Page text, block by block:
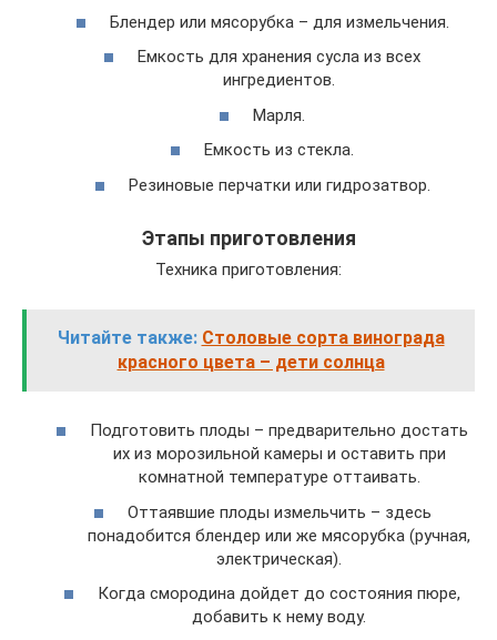
Блендер или мясорубка – для измельчения.
Емкость для хранения сусла из всех
ингредиентов.
Марля.
Емкость из стекла.
Резиновые перчатки или гидрозатвор.
Этапы приготовления
Техника приготовления:
Читайте также: Столовые сорта винограда
красного цвета – дети солнца
Подготовить плоды – предварительно достать
их из морозильной камеры и оставить при
комнатной температуре оттаивать.
Оттаявшие плоды измельчить – здесь
понадобится блендер или же мясорубка (ручная,
электрическая).
Когда смородина дойдет до состояния пюре,
добавить к нему воду.